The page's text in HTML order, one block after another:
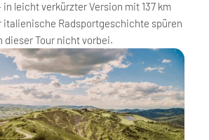
leicht verkürzter Version mit 137 km
italienische Radsportgeschichte spüren
dieser Tour nicht vorbei.